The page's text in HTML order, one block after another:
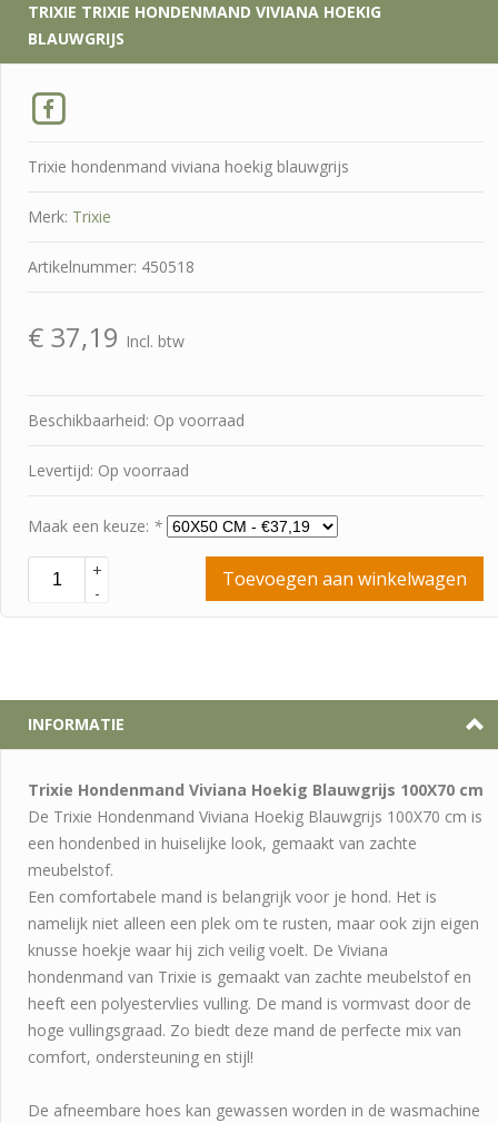
TRIXIE TRIXIE HONDENMAND VIVIANA HOEKIG
BLAUWGRIJS
Trixie hondenmand viviana hoekig blauwgrijs
Merk: Trixie
Artikelnummer: 450518
€ 37,19 Incl. btw
Beschikbaarheid: Op voorraad
Levertijd: Op voorraad
Maak een keuze: *
+
-
Toevoegen aan winkelwagen
INFORMATIE
Trixie Hondenmand Viviana Hoekig Blauwgrijs 100X70 cm
De Trixie Hondenmand Viviana Hoekig Blauwgrijs 100X70 cm is
een hondenbed in huiselijke look, gemaakt van zachte
meubelstof.
Een comfortabele mand is belangrijk voor je hond. Het is
namelijk niet alleen een plek om te rusten, maar ook zijn eigen
knusse hoekje waar hij zich veilig voelt. De Viviana
hondenmand van Trixie is gemaakt van zachte meubelstof en
heeft een polyestervlies vulling. De mand is vormvast door de
hoge vullingsgraad. Zo biedt deze mand de perfecte mix van
comfort, ondersteuning en stijl!
De afneembare hoes kan gewassen worden in de wasmachine